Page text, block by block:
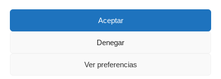
Aceptar
Denegar
Ver preferencias
Trabaja con nosotros